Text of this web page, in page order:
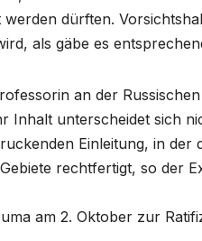
dürften.
als gäbe es
an der
Inhalt unterscheidet sich
Einleitung, in der
rechtfertigt, so der
am 2. Oktober zur